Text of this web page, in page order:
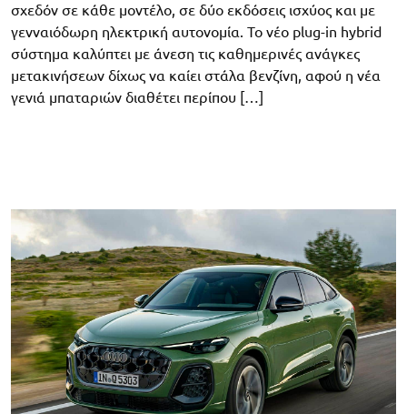
σχεδόν σε κάθε μοντέλο, σε δύο εκδόσεις ισχύος και με
γενναιόδωρη ηλεκτρική αυτονομία. Το νέο plug-in hybrid
σύστημα καλύπτει με άνεση τις καθημερινές ανάγκες
μετακινήσεων δίχως να καίει στάλα βενζίνη, αφού η νέα
γενιά μπαταριών διαθέτει περίπου […]